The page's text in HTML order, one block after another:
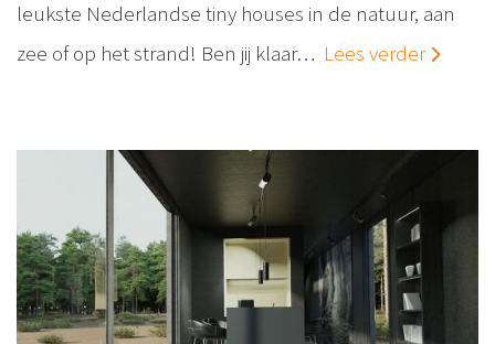
leukste Nederlandse tiny houses in de natuur, aan
zee of op het strand! Ben jij klaar… Lees verder